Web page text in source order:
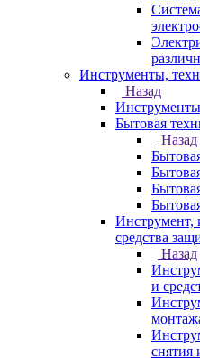
Инструменты,
Назад
Бытовая
Назад
Инструмент,
средства
Назад
и
снятия